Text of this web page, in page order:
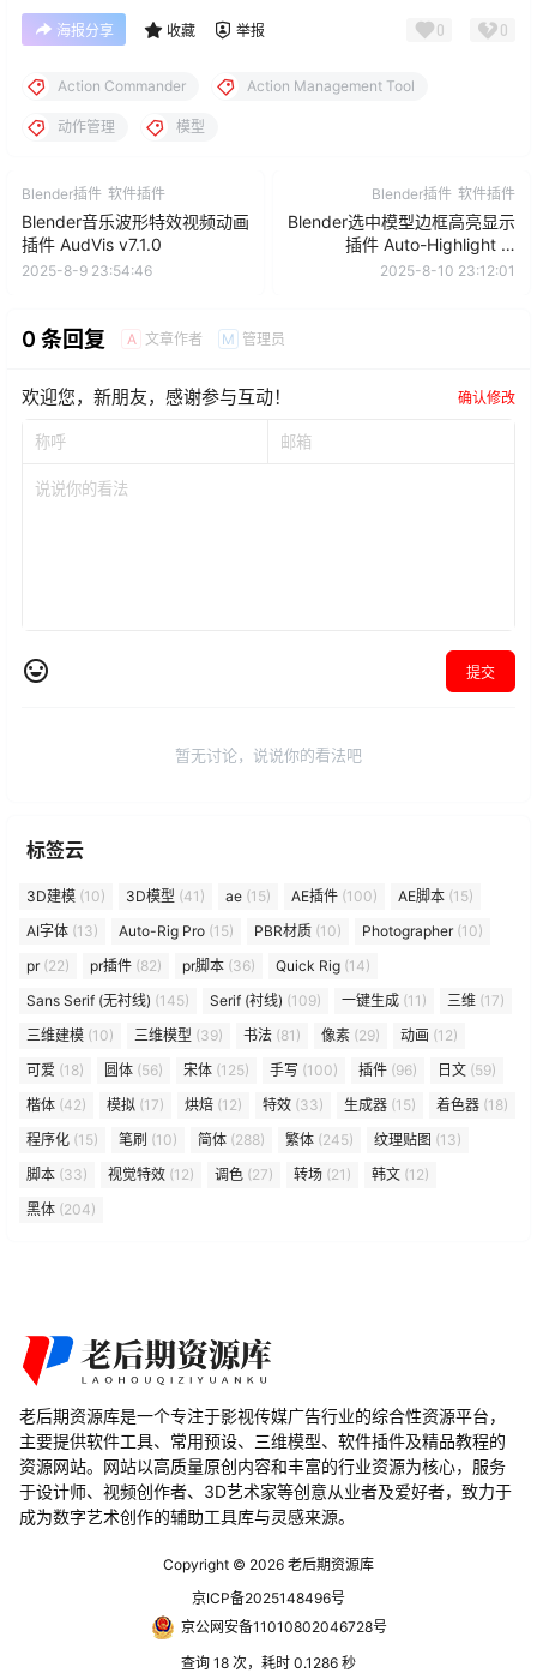
海报分享 收藏 举报 0 0
Action Commander Action Management Tool
动作管理 模型
Blender插件 软件插件
Blender音乐波形特效视频动画
插件 AudVis v7.1.0
2025-8-9 23:54:46
Blender插件 软件插件
Blender选中模型边框高亮显示
插件 Auto-Highlight In
Outliner V3.8.5
2025-8-10 23:12:01
0 条回复 A 文章作者 M 管理员
欢迎您，新朋友，感谢参与互动！ 确认修改
提交
暂无讨论，说说你的看法吧
标签云
3D建模 (10) 3D模型 (41) ae (15) AE插件 (100) AE脚本 (15)
AI字体 (13) Auto-Rig Pro (15) PBR材质 (10) Photographer(10)
pr(22) pr插件 (82) pr脚本 (36) Quick Rig (14)
Sans Serif (无衬线) (145) Serif (衬线) (109) 一键生成 (11) 三维 (17)
三维建模 (10) 三维模型 (39) 书法 (81) 像素 (29) 动画 (12)
可爱 (18) 圆体 (56) 宋体 (125) 手写 (100) 插件 (96) 日文 (59)
楷体 (42) 模拟 (17) 烘焙 (12) 特效 (33) 生成器 (15) 着色器 (18)
程序化 (15) 笔刷 (10) 简体 (288) 繁体 (245) 纹理贴图 (13)
脚本 (33) 视觉特效 (12) 调色 (27) 转场 (21) 韩文 (12)
黑体 (204)
老后期资源库是一个专注于影视传媒广告行业的综合性资源平台，
主要提供软件工具、常用预设、三维模型、软件插件及精品教程的
资源网站。网站以高质量原创内容和丰富的行业资源为核心，服务
于设计师、视频创作者、3D艺术家等创意从业者及爱好者，致力于
成为数字艺术创作的辅助工具库与灵感来源。
Copyright © 2026 老后期资源库
京ICP备2025148496号
京公网安备11010802046728号
查询 18 次，耗时 0.1286 秒